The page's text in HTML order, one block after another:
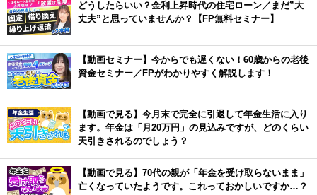
どうしたらいい？金利上昇時代の住宅ローン／まだ”大
丈夫”と思っていませんか？【FP無料セミナー】
【動画セミナー】今からでも遅くない！60歳からの老後
資金セミナー／FPがわかりやすく解説します！
【動画で見る】今月末で完全に引退して年金生活に入り
ます。年金は「月20万円」の見込みですが、どのくらい
天引きされるのでしょう？
【動画で見る】70代の親が「年金を受け取らないまま」
亡くなっていたようです。これっておかしいですか…？